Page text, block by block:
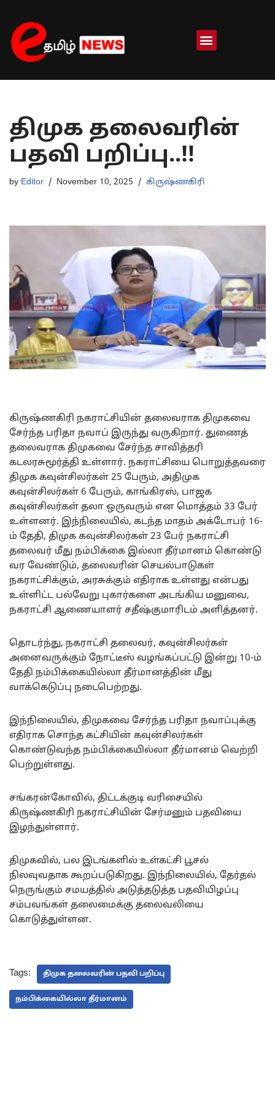
Skip
to
content
திமுக தலைவரின்
பதவி பறிப்பு..!!
by Editor November 10, 2025 கிருஷ்ணகிரி
கிருஷ்ணகிரி நகராட்சியின் தலைவராக திமுகவை
சேர்ந்த பரிதா நவாப் இருந்து வருகிறார். துணைத்
தலைவராக திமுகவை சேர்ந்த சாவித்தரி
கடலரசுமூர்த்தி உள்ளார். நகராட்சியை பொறுத்தவரை
திமுக கவுன்சிலர்கள் 25 பேரும், அதிமுக
கவுன்சிலர்கள் 6 பேரும், காங்கிரஸ், பாஜக
கவுன்சிலர்கள் தலா ஒருவரும் என மொத்தம் 33 பேர்
உள்ளனர். இந்நிலையில், கடந்த மாதம் அக்டோபர் 16-
ம் தேதி, திமுக கவுன்சிலர்கள் 23 பேர் நகராட்சி
தலைவர் மீது நம்பிக்கை இல்லா தீர்மானம் கொண்டு
வர வேண்டும், தலைவரின் செயல்பாடுகள்
நகராட்சிக்கும், அரசுக்கும் எதிராக உள்ளது என்பது
உள்ளிட்ட பல்வேறு புகார்களை அடங்கிய மனுவை,
நகராட்சி ஆணையாளர் சதீஷ்குமாரிடம் அளித்தனர்.
தொடர்ந்து, நகராட்சி தலைவர், கவுன்சிலர்கள்
அனைவருக்கும் நோட்டீஸ் வழங்கப்பட்டு இன்று 10-ம்
தேதி நம்பிக்கையில்லா தீர்மானத்தின் மீது
வாக்கெடுப்பு நடைபெற்றது.
இந்நிலையில், திமுகவை சேர்ந்த பரிதா நவாப்புக்கு
எதிராக சொந்த கட்சியின் கவுன்சிலர்கள்
கொண்டுவந்த நம்பிக்கையில்லா தீர்மானம் வெற்றி
பெற்றுள்ளது.
சங்கரன்கோவில், திட்டக்குடி வரிசையில்
கிருஷ்ணகிரி நகராட்சியின் சேர்மனும் பதவியை
இழந்துள்ளார்.
திமுகவில், பல இடங்களில் உள்கட்சி பூசல்
நிலவுவதாக கூறப்படுகிறது. இந்நிலையில், தேர்தல்
நெருங்கும் சமயத்தில் அடுத்தடுத்த பதவியிழப்பு
சம்பவங்கள் தலைமைக்கு தலைவலியை
கொடுத்துள்ளன.
Tags: திமுக தலைவரின் பதவி பறிப்பு
நம்பிக்கையில்லா தீர்மானம்